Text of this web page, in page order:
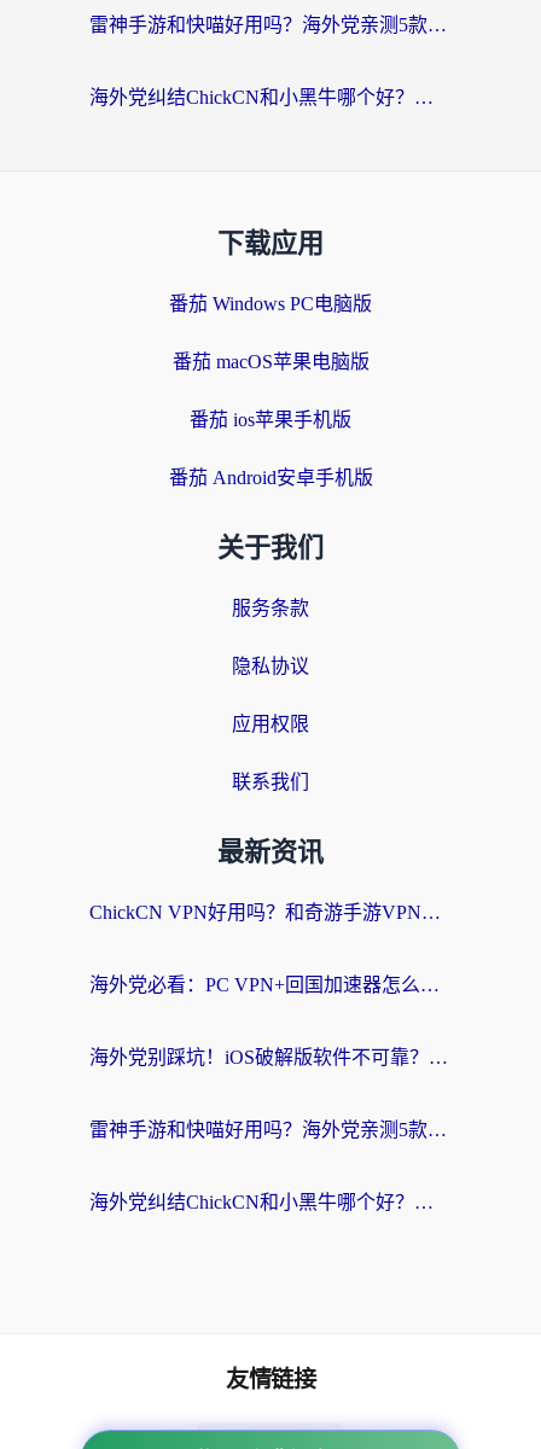
雷神手游和快喵好用吗？海外党亲测5款回国加速器，附斧牛Bling对比+微信视频号解决办法
海外党纠结ChickCN和小黑牛哪个好？一篇帮你选对回国加速器的实用指南
下载应用
番茄 Windows PC电脑版
番茄 macOS苹果电脑版
番茄 ios苹果手机版
番茄 Android安卓手机版
关于我们
服务条款
隐私协议
应用权限
联系我们
最新资讯
ChickCN VPN好用吗？和奇游手游VPN对比哪个回国效果更好？海外党亲测实用指南
海外党必看：PC VPN+回国加速器怎么选？无缝访问国内资源全攻略
海外党别踩坑！iOS破解版软件不可靠？教你选对回国加速器无缝看国内资源
雷神手游和快喵好用吗？海外党亲测5款回国加速器，附斧牛Bling对比+微信视频号解决办法
海外党纠结ChickCN和小黑牛哪个好？一篇帮你选对回国加速器的实用指南
友情链接
海外回国加速器